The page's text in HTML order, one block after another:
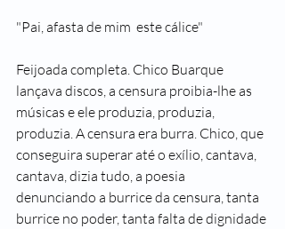
"Pai, afasta de mim  este cálice"
Feijoada completa. Chico Buarque
lançava discos, a censura proibia-lhe as
músicas e ele produzia, produzia,
produzia. A censura era burra. Chico, que
conseguira superar até o exílio, cantava,
cantava, dizia tudo, a poesia
denunciando a burrice da censura, tanta
burrice no poder, tanta falta de dignidade